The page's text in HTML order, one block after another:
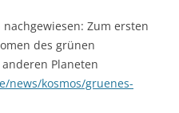
Zum ersten
des grünen
Planeten
news/kosmos/gruenes-